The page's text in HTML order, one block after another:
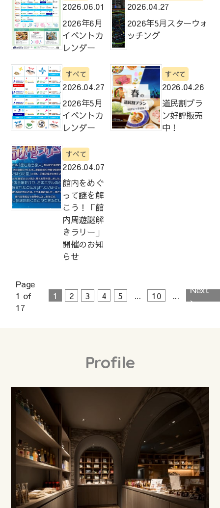
2026.06.01
2026年6月
イベントカ
レンダー
2026.04.27
2026年5月スターウォ
ッチング
すべて
2026.04.27
2026年5月
イベントカ
レンダー
すべて
2026.04.26
道民割プラ
ン好評販売
中！
すべて
2026.04.07
館内をめぐ
って謎を解
こう！「館
内周遊謎解
きラリー」
開催のお知
らせ
Page
1 of
17
1 2 3 4 5 ... 10 ...
Next
>
Profile